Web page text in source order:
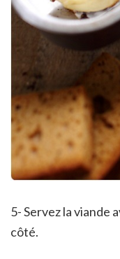
5- Servez la viande
côté.